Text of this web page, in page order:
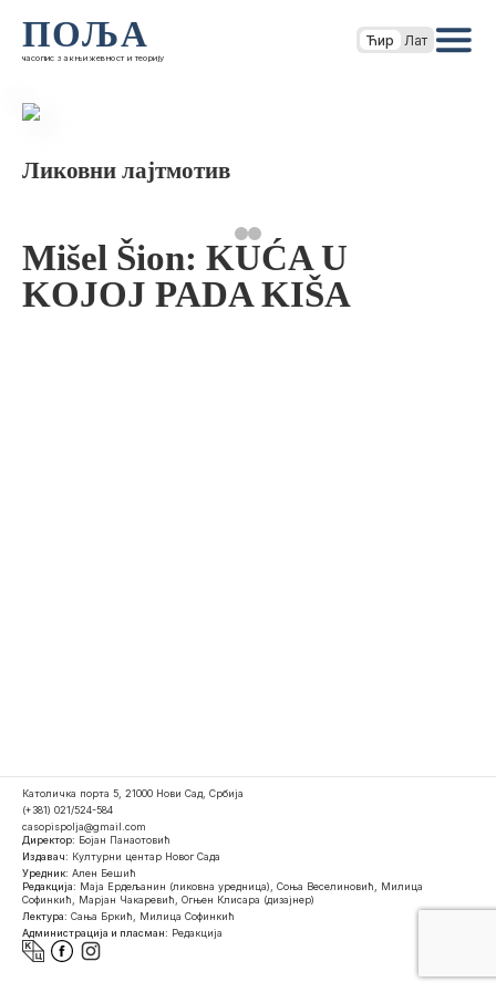
ПОЉА
часопис за књижевност и теорију
Ћир Лат
Ликовни лајтмотив
Mišel Šion: KUĆA U
KOJOJ PADA KIŠA
Католичка порта 5, 21000 Нови Сад, Србија
(+381) 021/524-584
casopispolja@gmail.com
Директор: Бојан Панаотовић
Издавач: Културни центар Новог Сада
Уредник: Ален Бешић
Редакција: Маја Ердељанин (ликовна уредница), Соња Веселиновић, Милица
Софинкић, Марјан Чакаревић, Огњен Клисара (дизајнер)
Лектура: Сања Бркић, Милица Софинкић
Администрација и пласман: Редакција